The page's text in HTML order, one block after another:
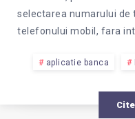
SE
FACE
O
selectarea numarului de
telefonului mobil, fara
aplicatie banca